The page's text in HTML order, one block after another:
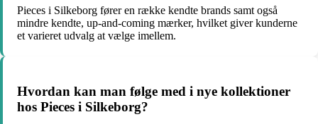
Pieces i Silkeborg fører en række kendte brands samt også
mindre kendte, up-and-coming mærker, hvilket giver kunderne
et varieret udvalg at vælge imellem.
Hvordan kan man følge med i nye kollektioner
hos Pieces i Silkeborg?